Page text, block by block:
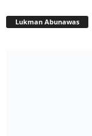
Lukman Abunawas